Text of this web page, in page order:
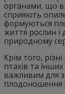
органами, що
сприяють
формуються
життя рослин
природному
Крім того,
птахів та
важливим для
плодоношення